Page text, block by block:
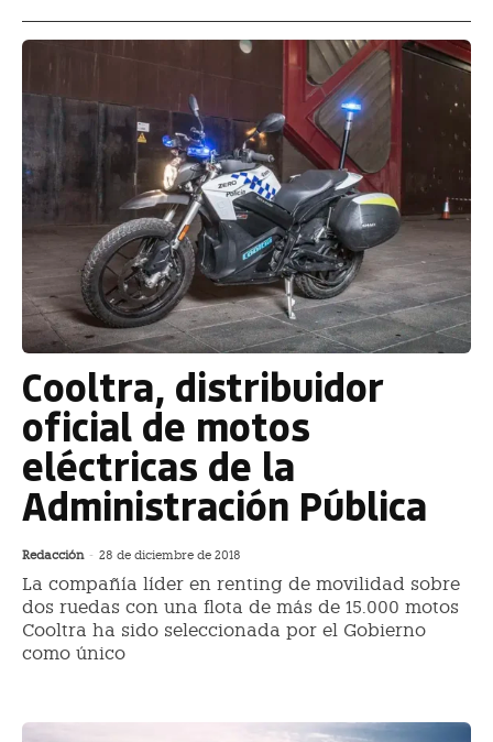
Cooltra, distribuidor
oficial de motos
eléctricas de la
Administración Pública
Redacción - 28 de diciembre de 2018
La compañía líder en renting de movilidad sobre
dos ruedas con una flota de más de 15.000 motos
Cooltra ha sido seleccionada por el Gobierno
como único